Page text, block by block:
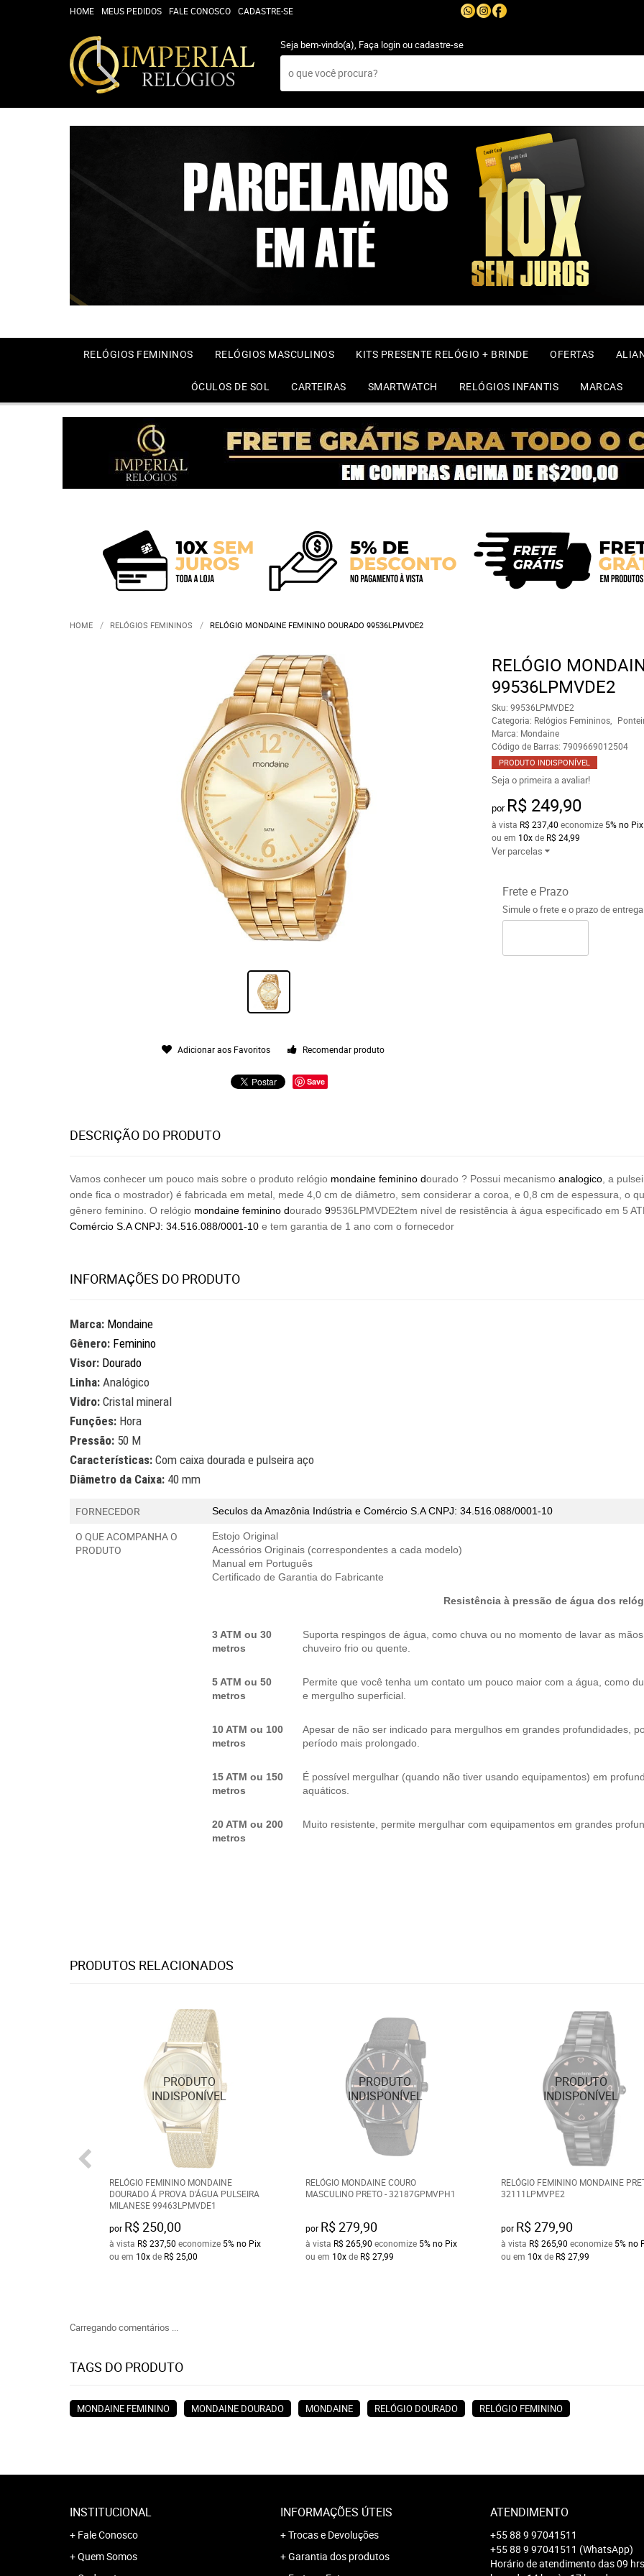
HOME MEUS PEDIDOS FALE CONOSCO CADASTRE-SE
Seja bem-vindo(a), Faça loginoucadastre-se
RELÓGIOS FEMININOS RELÓGIOS MASCULINOS KITS PRESENTE RELÓGIO + BRINDE OFERTAS
ÓCULOS DE SOL CARTEIRAS SMARTWATCH RELÓGIOS INFANTIS MARCAS
HOME RELÓGIOS FEMININOS RELÓGIO MONDAINE FEMININO DOURADO 99536LPMVDE2
Adicionar aos Favoritos Recomendar produto
Save
RELÓGIO
99536LPMVDE2
Sku: 99536LPMVDE2
Categoria: Relógios Femininos
Marca: Mondaine
Código de Barras: 7909669012504
PRODUTO INDISPONÍVEL
Seja o primeira a avaliar!
por R$ 249,90
à vista R$ 237,40 economize 5% no Pix
ou em 10xde R$ 24,99
Ver parcelas
Frete e Prazo
Simule o frete e o prazo de
DESCRIÇÃO DO PRODUTO
Vamos conhecer um pouco mais sobre o produto relógio mondaine feminino dourado ? Possui mecanismo analogico , a
onde fica o mostrador) é fabricada em metal, mede 4,0 cm de diâmetro, sem considerar a coroa, e 0,8 cm de espessura, o
gênero feminino. O relógio mondaine feminino dourado 99536LPMVDE2tem nível de resistência à água especificado em 5
Comércio S.A CNPJ: 34.516.088/0001-10 e tem garantia de 1 ano com o fornecedor
INFORMAÇÕES DO PRODUTO
Marca: Mondaine
Gênero: Feminino
Visor: Dourado
Linha: Analógico
Vidro: Cristal mineral
Funções: Hora
Pressão: 50 M
Características: Com caixa dourada e pulseira aço
Diâmetro da Caixa: 40 mm
FORNECEDOR Seculos da Amazônia Indústria e Comércio S.A CNPJ: 34.516.088/0001-10
O QUE ACOMPANHA O
PRODUTO
Estojo Original
Acessórios Originais (correspondentes a cada modelo)
Manual em Português
Certificado de Garantia do Fabricante
Resistência à pressão de água dos
3 ATM ou 30
metros
Suporta respingos de água, como chuva ou no momento de lavar as
chuveiro frio ou quente.
5 ATM ou 50
metros
Permite que você tenha um contato um pouco maior com a água, como
e mergulho superficial.
10 ATM ou 100
metros
Apesar de não ser indicado para mergulhos em grandes profundidades,
período mais prolongado.
15 ATM ou 150
metros
É possível mergulhar (quando não tiver usando equipamentos) em
aquáticos.
20 ATM ou 200
metros
Muito resistente, permite mergulhar com equipamentos em grandes
PRODUTOS RELACIONADOS
RELÓGIO FEMININO MONDAINE
DOURADO Á PROVA D'ÁGUA PULSEIRA
MILANESE 99463LPMVDE1
por R$ 250,00
à vista R$ 237,50 economize 5%no Pix
ou em 10xde R$ 25,00
RELÓGIO MONDAINE COURO
MASCULINO PRETO - 32187GPMVPH1
por R$ 279,90
à vista R$ 265,90 economize 5% no Pix
ou em 10xde R$ 27,99
RELÓGIO FEMININO MONDAINE
32111LPMVPE2
por R$ 279,90
à vista R$ 265,90 economize 5%no
ou em 10xde R$ 27,99
Carregando comentários ...
TAGS DO PRODUTO
MONDAINE FEMININO MONDAINE DOURADO MONDAINE RELÓGIO DOURADO RELÓGIO FEMININO
INSTITUCIONAL
Fale Conosco
Quem Somos
INFORMAÇÕES ÚTEIS
Trocas e Devoluções
Garantia dos produtos
ATENDIMENTO
+55 88 9 97041511
+55 88 9 97041511 (WhatsApp)
Horário de atendimento das 09